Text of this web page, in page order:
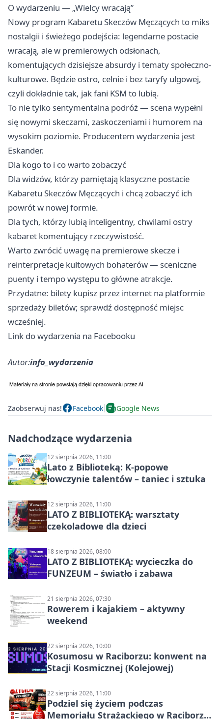
O wydarzeniu — „Wielcy wracają”
Nowy program Kabaretu Skeczów Męczących to miks
nostalgii i świeżego podejścia: legendarne postacie
wracają, ale w premierowych odsłonach,
komentujących dzisiejsze absurdy i tematy społeczno-
kulturowe. Będzie ostro, celnie i bez taryfy ulgowej,
czyli dokładnie tak, jak fani KSM to lubią.
To nie tylko sentymentalna podróż — scena wypełni
się nowymi skeczami, zaskoczeniami i humorem na
wysokim poziomie. Producentem wydarzenia jest
Eskander.
Dla kogo to i co warto zobaczyć
Dla widzów, którzy pamiętają klasyczne postacie
Kabaretu Skeczów Męczących i chcą zobaczyć ich
powrót w nowej formie.
Dla tych, którzy lubią inteligentny, chwilami ostry
kabaret komentujący rzeczywistość.
Warto zwrócić uwagę na premierowe skecze i
reinterpretacje kultowych bohaterów — sceniczne
puenty i tempo występu to główne atrakcje.
Przydatne: bilety kupisz przez internet na platformie
sprzedaży biletów; sprawdź dostępność miejsc
wcześniej.
Link do wydarzenia na Facebooku
Autor:info_wydarzenia
Zaobserwuj nas! Facebook Google News
Nadchodzące wydarzenia
12 sierpnia 2026, 11:00
Lato z Biblioteką: K-popowe
łowczynie talentów – taniec i sztuka
12 sierpnia 2026, 11:00
LATO Z BIBLIOTEKĄ: warsztaty
czekoladowe dla dzieci
18 sierpnia 2026, 08:00
LATO Z BIBLIOTEKĄ: wycieczka do
FUNZEUM – światło i zabawa
21 sierpnia 2026, 07:30
Rowerem i kajakiem – aktywny
weekend
22 sierpnia 2026, 10:00
Kosumosu w Raciborzu: konwent na
Stacji Kosmicznej (Kolejowej)
22 sierpnia 2026, 11:00
Podziel się życiem podczas
Memoriału Strażackiego w Raciborzu